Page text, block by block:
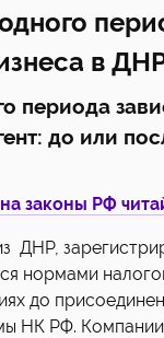
в
периода
до или
законы РФ
ДНР,
нормами
до
НК РФ.